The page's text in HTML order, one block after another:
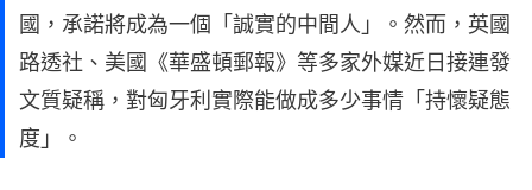
國，承諾將成為一個「誠實的中間人」。然而，英國
路透社、美國《華盛頓郵報》等多家外媒近日接連發
文質疑稱，對匈牙利實際能做成多少事情「持懷疑態
度」。